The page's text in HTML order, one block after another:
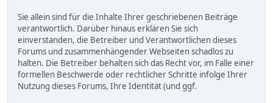
Sie allein sind für die Inhalte Ihrer geschriebenen Beiträge
verantwortlich. Darüber hinaus erklären Sie sich
einverstanden, die Betreiber und Verantwortlichen dieses
Forums und zusammenhängender Webseiten schadlos zu
halten. Die Betreiber behalten sich das Recht vor, im Falle einer
formellen Beschwerde oder rechtlicher Schritte infolge Ihrer
Nutzung dieses Forums, Ihre Identität (und ggf.